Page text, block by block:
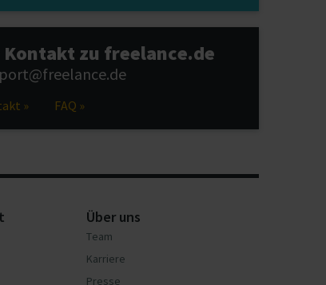
zu freelance.de
» FAQ »
Über uns
Team
Karriere
Presse